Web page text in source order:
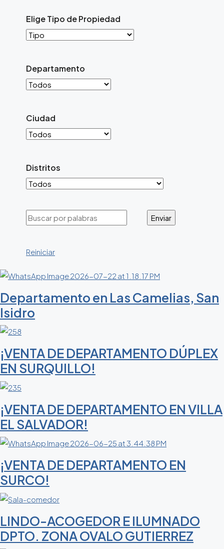
Elige Tipo de Propiedad
Departamento
Ciudad
Distritos
Reiniciar
Departamento en Las Camelias, San
Isidro
¡VENTA DE DEPARTAMENTO DÚPLEX
EN SURQUILLO!
¡VENTA DE DEPARTAMENTO EN VILLA
EL SALVADOR!
¡VENTA DE DEPARTAMENTO EN
SURCO!
LINDO-ACOGEDOR E ILUMNADO
DPTO. ZONA OVALO GUTIERREZ